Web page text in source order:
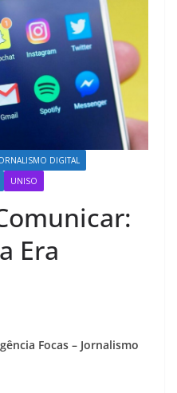
DIGITAL
UNISO
Era
Focas – Jornalismo